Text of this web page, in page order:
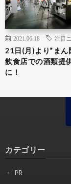
2021.06.18 注目
21日(月)より”まん
飲食店での酒類提
に！
カテゴリー
PR